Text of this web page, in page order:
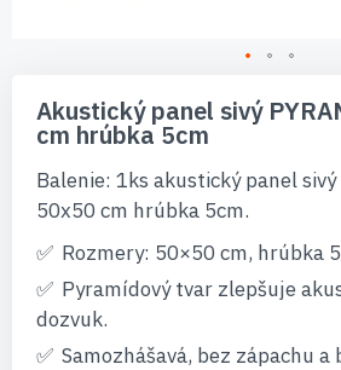
začiatok
galérie
Akustický panel sivý
cm hrúbka 5cm
Balenie: 1ks akustický panel sivý
50x50 cm hrúbka 5cm.
Rozmery: 50×50 cm, hrúbka
Pyramídový tvar zlepšuje
dozvuk.
Samozhášavá, bez zápachu a